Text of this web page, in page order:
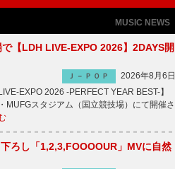
MUSIC NEWS
【LDH LIVE-EXPO 2026】2DAYS開
Ｊ－ＰＯＰ
2026年8月6日
EXPO 2026 -PERFECT YEAR BEST-】
スタジアム（国立競技場）にて開催さ
ろし「1,2,3,FOOOOUR」MVに自然